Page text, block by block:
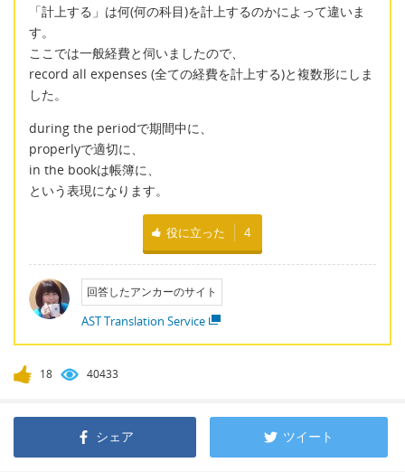
「計上する」は何(何の科目)を計上するのかによって違いま
す。
ここでは一般経費と伺いましたので、
record all expenses (全ての経費を計上する)と複数形にしま
した。
during the periodで期間中に、
properlyで適切に、
in the bookは帳簿に、
という表現になります。
役に立った 4
回答したアンカーのサイト
AST Translation Service
18 40433
シェア ツイート